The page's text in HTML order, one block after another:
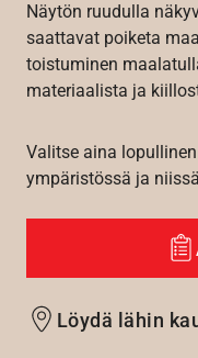
Näytön ruudulla
saattavat poiketa
toistuminen
materiaalista ja
Valitse aina
ympäristössä ja
Löydä lähin